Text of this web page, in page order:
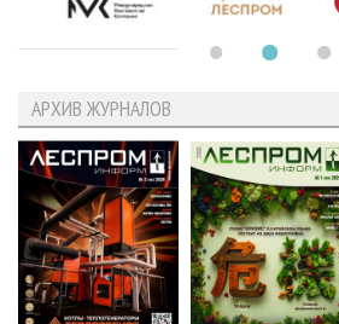
АРХИВ ЖУРНАЛОВ